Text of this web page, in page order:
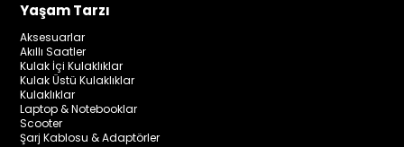
Yaşam Tarzı
Aksesuarlar
Akıllı Saatler
Kulak İçi Kulaklıklar
Kulak Üstü Kulaklıklar
Kulaklıklar
Laptop & Notebooklar
Scooter
Şarj Kablosu & Adaptörler